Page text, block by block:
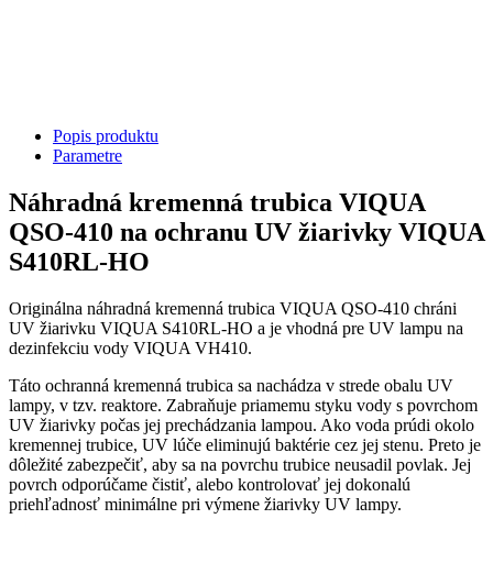
Popis produktu
Parametre
Náhradná kremenná trubica VIQUA
QSO-410 na ochranu UV žiarivky VIQUA
S410RL-HO
Originálna náhradná kremenná trubica VIQUA QSO-410 chráni
UV žiarivku VIQUA S410RL-HO a je vhodná pre UV lampu na
dezinfekciu vody VIQUA VH410.
Táto ochranná kremenná trubica sa nachádza v strede obalu UV
lampy, v tzv. reaktore. Zabraňuje priamemu styku vody s povrchom
UV žiarivky počas jej prechádzania lampou. Ako voda prúdi okolo
kremennej trubice, UV lúče eliminujú baktérie cez jej stenu. Preto je
dôležité zabezpečiť, aby sa na povrchu trubice neusadil povlak. Jej
povrch odporúčame čistiť, alebo kontrolovať jej dokonalú
priehľadnosť minimálne pri výmene žiarivky UV lampy.